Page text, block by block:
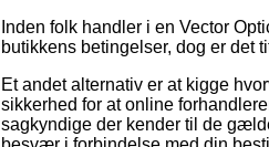
Inden folk handler i en Vector
butikkens betingelser, dog er det
Et andet alternativ er at kigge
sikkerhed for at online
sagkyndige der kender til de